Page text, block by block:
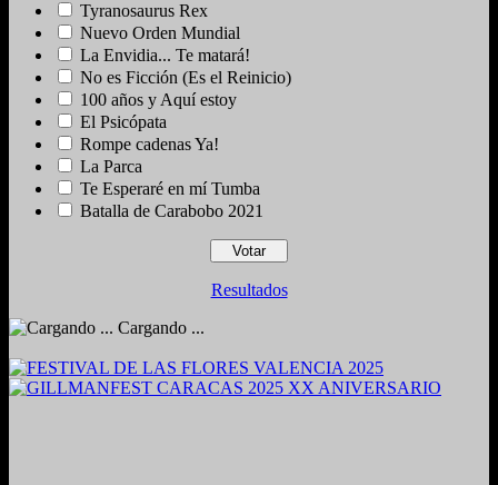
Tyranosaurus Rex
Nuevo Orden Mundial
La Envidia... Te matará!
No es Ficción (Es el Reinicio)
100 años y Aquí estoy
El Psicópata
Rompe cadenas Ya!
La Parca
Te Esperaré en mí Tumba
Batalla de Carabobo 2021
Resultados
Cargando ...